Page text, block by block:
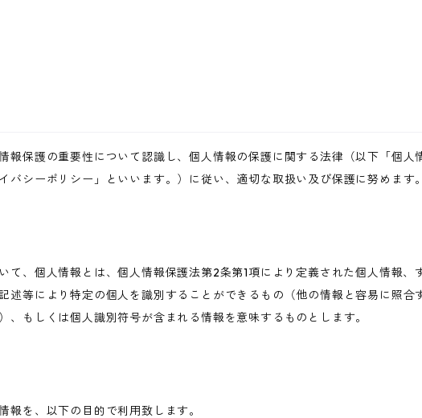
報保護の重要性について認識し、個人情報の保護に関する法律（以下「個
バシーポリシー」といいます。）に従い、適切な取扱い及び保護に努めます。
て、個人情報とは、個人情報保護法第2条第1項により定義された個人情報
述等により特定の個人を識別することができるもの（他の情報と容易に照
、もしくは個人識別符号が含まれる情報を意味するものとします。
報を、以下の目的で利用致します。